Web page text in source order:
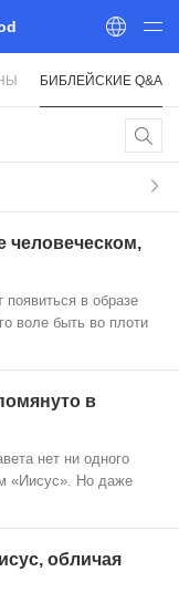
БИБЛЕЙСКИЕ Q&A
человеческом,
в образе
воле быть во плоти
в
нет ни одного
«Иисус». Но даже
обличая